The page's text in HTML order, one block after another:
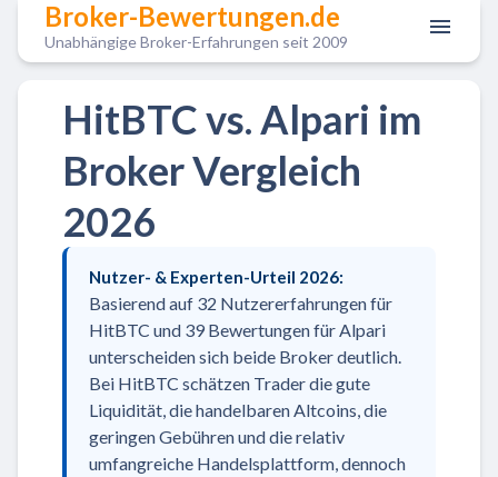
Broker-Bewertungen.de
Unabhängige Broker-Erfahrungen seit 2009
HitBTC vs. Alpari im
Broker Vergleich
2026
Nutzer- & Experten-Urteil 2026:
Basierend auf 32 Nutzererfahrungen für
HitBTC und 39 Bewertungen für Alpari
unterscheiden sich beide Broker deutlich.
Bei HitBTC schätzen Trader die gute
Liquidität, die handelbaren Altcoins, die
geringen Gebühren und die relativ
umfangreiche Handelsplattform, dennoch